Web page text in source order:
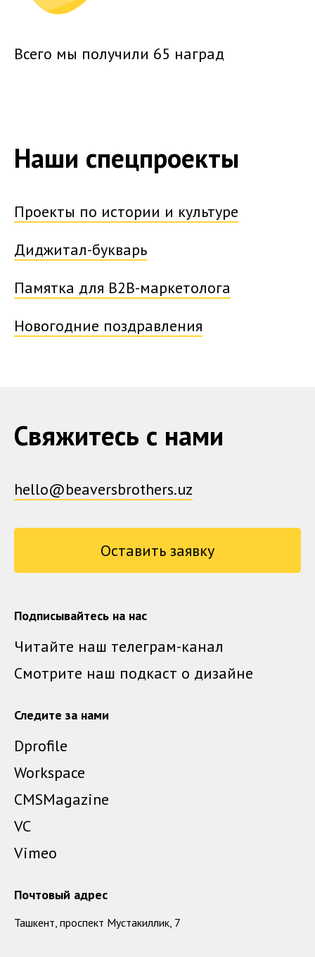
Всего мы получили 65 наград
Наши спецпроекты
Проекты по истории и культуре
Диджитал-букварь
Памятка для B2B-маркетолога
Новогодние поздравления
Свяжитесь с нами
hello@beaversbrothers.uz
Оставить заявку
Подписывайтесь на нас
Читайте наш телеграм-канал
Смотрите наш подкаст о дизайне
Следите за нами
Dprofile
Workspace
CMSMagazine
VC
Vimeo
Почтовый адрес
Ташкент, проспект Мустакиллик, 7